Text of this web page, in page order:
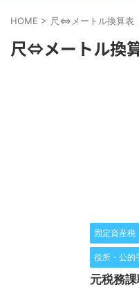
HOME > 尺⇔メートル換算表
尺⇔メートル換
固定資産税
役所・公的
元税務